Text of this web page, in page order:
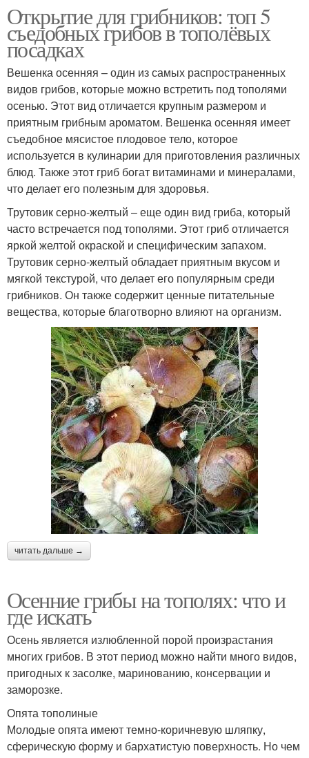
Открытие для грибников: топ 5
съедобных грибов в тополёвых
посадках
Вешенка осенняя – один из самых распространенных
видов грибов, которые можно встретить под тополями
осенью. Этот вид отличается крупным размером и
приятным грибным ароматом. Вешенка осенняя имеет
съедобное мясистое плодовое тело, которое
используется в кулинарии для приготовления различных
блюд. Также этот гриб богат витаминами и минералами,
что делает его полезным для здоровья.
Трутовик серно-желтый – еще один вид гриба, который
часто встречается под тополями. Этот гриб отличается
яркой желтой окраской и специфическим запахом.
Трутовик серно-желтый обладает приятным вкусом и
мягкой текстурой, что делает его популярным среди
грибников. Он также содержит ценные питательные
вещества, которые благотворно влияют на организм.
читать дальше →
Осенние грибы на тополях: что и
где искать
Осень является излюбленной порой произрастания
многих грибов. В этот период можно найти много видов,
пригодных к засолке, маринованию, консервации и
заморозке.
Опята тополиные
Молодые опята имеют темно-коричневую шляпку,
сферическую форму и бархатистую поверхность. Но чем